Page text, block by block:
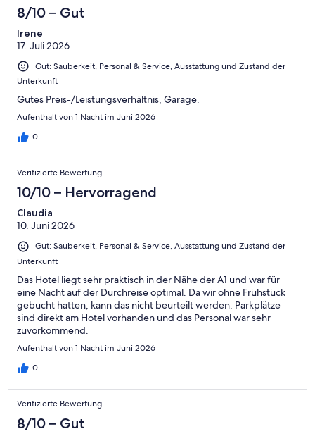
Okay
Schlecht
Bewertung
von
Ungenügend
8/10 – Gut
Irene
17. Juli 2026
Gut: Sauberkeit, Personal & Service, Ausstattung und Zustand der
Unterkunft
Gutes Preis-/Leistungsverhältnis, Garage.
Aufenthalt von 1 Nacht im Juni 2026
0
Verifizierte Bewertung
10/10 – Hervorragend
Claudia
10. Juni 2026
Gut: Sauberkeit, Personal & Service, Ausstattung und Zustand der
Unterkunft
Das Hotel liegt sehr praktisch in der Nähe der A1 und war für
eine Nacht auf der Durchreise optimal. Da wir ohne Frühstück
gebucht hatten, kann das nicht beurteilt werden. Parkplätze
sind direkt am Hotel vorhanden und das Personal war sehr
zuvorkommend.
Aufenthalt von 1 Nacht im Juni 2026
0
Verifizierte Bewertung
8/10 – Gut